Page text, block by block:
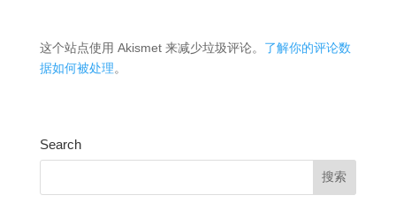
这个站点使用 Akismet 来减少垃圾评论。 了解你的评论数
据如何被处理。
Search